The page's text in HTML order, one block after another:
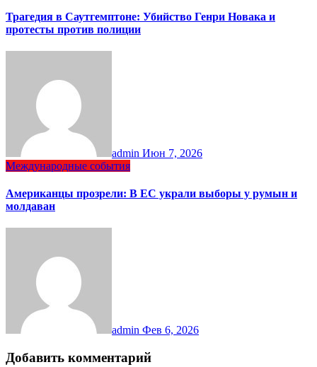
Трагедия в Саутгемптоне: Убийство Генри Новака и
протесты против полиции
admin Июн 7, 2026
Международные события
Американцы прозрели: В ЕС украли выборы у румын и
молдаван
admin Фев 6, 2026
Добавить комментарий